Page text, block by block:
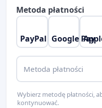
Metoda płatności
PayPal Google Pay
Metoda płatności
Wybierz metodę płatności,
kontynuować.